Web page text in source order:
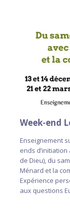
Week-end
Enseignement
ends
de Dieu), du
Ménard et la
Expérience
aux questions